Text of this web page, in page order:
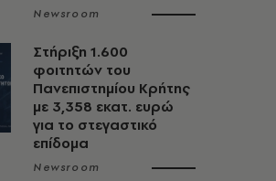
Newsroom
Στήριξη 1.600
φοιτητών του
Πανεπιστημίου Κρήτης
με 3,358 εκατ. ευρώ
για το στεγαστικό
επίδομα
Newsroom